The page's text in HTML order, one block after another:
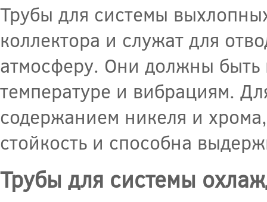
Трубы для системы
коллектора и служат для
атмосферу. Они должны
температуре и вибрациям.
содержанием никеля и
стойкость и способна
Трубы для системы